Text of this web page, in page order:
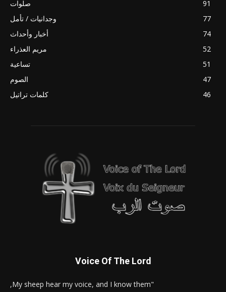
صلوات
91
وجدانيات / تأمل
77
أخبار وأحداث
74
مريم العذراء
52
تساعية
51
الصوم
47
كلمات تراتيل
46
Voice Of The Lord
"My sheep hear my voice, and I know them,